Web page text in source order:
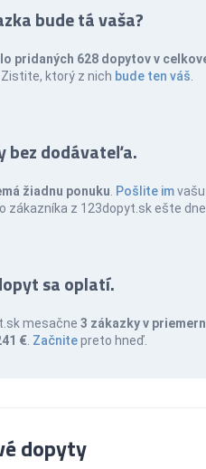
bude tá vaša?
pridaných 628 dopytov v
. Zistite, ktorý z nich bude ten váš
bez dodávateľa.
žiadnu ponuku Pošlite imvašu
zákazníka z 123dopyt.sk ešte
sa oplatí.
mesačne3 zákazky v
€ Začnitepreto hneď.
dopyty